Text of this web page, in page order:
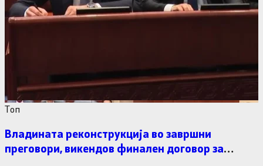
Tоп
Владината реконструкција во завршни
преговори, викендов финален договор за